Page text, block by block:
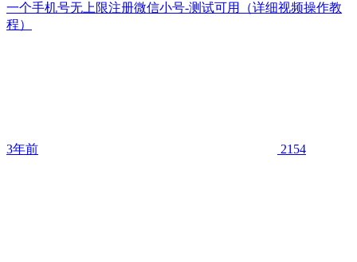
一个手机号无上限注册微信小号-测试可用（详细视频操作教
程）
3年前 2154